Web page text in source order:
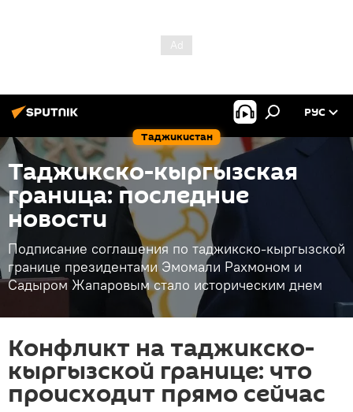
Таджикистан
РУС
Таджикско-кыргызская
граница: последние
новости
Подписание соглашения по таджикско-кыргызской
границе президентами Эмомали Рахмоном и
Садыром Жапаровым стало историческим днем
Конфликт на таджикско-
кыргызской границе: что
происходит прямо сейчас